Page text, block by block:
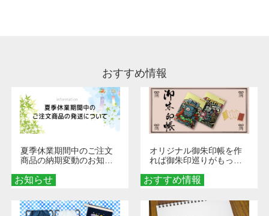
おすすめ情報
お知らせ
夏季休業期間中のご注文
商品の納期変動のお知ら
おすすめ情報
オリジナル御朱印帳を作
れば御朱印巡りがもっと
ダーメイドする魅力と選
び方